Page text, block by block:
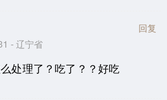
- 辽宁省
回复
处理了？吃了？？好吃